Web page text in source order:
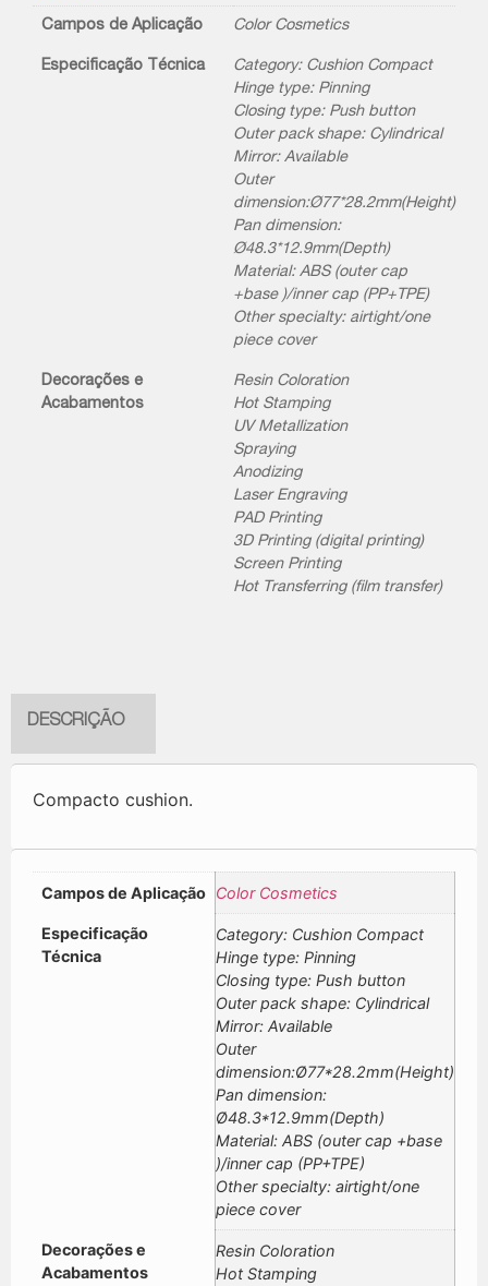
Campos de Aplicação Color Cosmetics
Especificação Técnica
Category: Cushion Compact
Hinge type: Pinning
Closing type: Push button
Outer pack shape: Cylindrical
Mirror: Available
Outer
dimension:Ø77*28.2mm(Height)
Pan dimension:
Ø48.3*12.9mm(Depth)
Material: ABS (outer cap
+base )/inner cap (PP+TPE)
Other specialty: airtight/one
piece cover
Decorações e
Acabamentos
Resin Coloration
Hot Stamping
UV Metallization
Spraying
Anodizing
Laser Engraving
PAD Printing
3D Printing (digital printing)
Screen Printing
Hot Transferring (film transfer)
DESCRIÇÃO
Compacto cushion.
Campos de Aplicação Color Cosmetics
Especificação
Técnica
Category: Cushion Compact
Hinge type: Pinning
Closing type: Push button
Outer pack shape: Cylindrical
Mirror: Available
Outer
dimension:Ø77*28.2mm(Height)
Pan dimension:
Ø48.3*12.9mm(Depth)
Material: ABS (outer cap +base
)/inner cap (PP+TPE)
Other specialty: airtight/one
piece cover
Decorações e
Acabamentos
Resin Coloration
Hot Stamping